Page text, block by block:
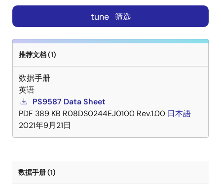
tune 筛选
推荐文档 (1)
数据手册
英语
PS9587 Data Sheet
PDF 389 KB R08DS0244EJ0100 Rev.1.00 日本語
2021年9月21日
数据手册 (1)